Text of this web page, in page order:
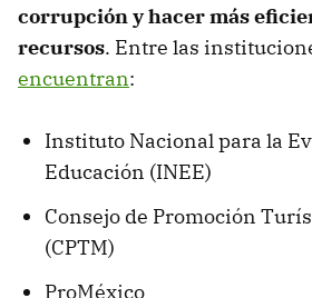
corrupción y hacer más
recursos. Entre las
encuentran:
Instituto Nacional para la
Educación (INEE)
Consejo de Promoción
(CPTM)
ProMéxico